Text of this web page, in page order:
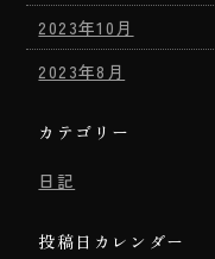
2023年10月
2023年8月
カテゴリー
日記
投稿日カレンダー